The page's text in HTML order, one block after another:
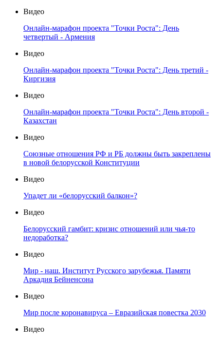
Видео
Онлайн-марафон проекта "Точки Роста": День
четвертый - Армения
Видео
Онлайн-марафон проекта "Точки Роста": День третий -
Киргизия
Видео
Онлайн-марафон проекта "Точки Роста": День второй -
Казахстан
Видео
Союзные отношения РФ и РБ должны быть закреплены
в новой белорусской Конституции
Видео
Упадет ли «белорусский балкон»?
Видео
Белорусский гамбит: кризис отношений или чья-то
недоработка?
Видео
Мир - наш. Институт Русского зарубежья. Памяти
Аркадия Бейненсона
Видео
Мир после коронавируса – Евразийская повестка 2030
Видео